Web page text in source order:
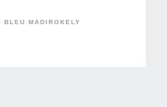
BLEU MADIROKELY